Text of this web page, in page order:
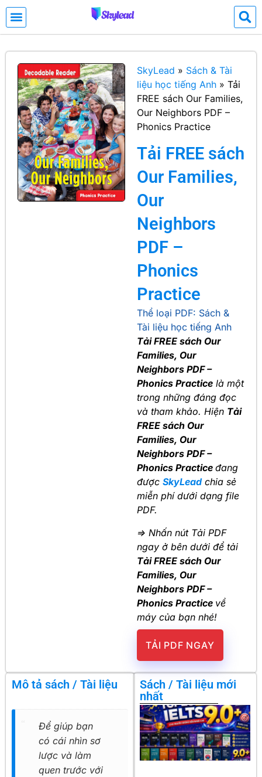
SkyLead » Sách & Tài
liệu học tiếng Anh » Tải
FREE sách Our Families,
Our Neighbors PDF –
Phonics Practice
Tải FREE sách
Our Families,
Our
Neighbors
PDF –
Phonics
Practice
Thể loại PDF: Sách &
Tài liệu học tiếng Anh
Tải FREE sách Our
Families, Our
Neighbors PDF –
Phonics Practice là một
trong những đáng đọc
và tham khảo. Hiện Tải
FREE sách Our
Families, Our
Neighbors PDF –
Phonics Practice đang
được SkyLeadchia sẻ
miễn phí dưới dạng file
PDF.
=> Nhấn nút Tải PDF
ngay ở bên dưới để tải
Tải FREE sách Our
Families, Our
Neighbors PDF –
Phonics Practice về
máy của bạn nhé!
TẢI PDF NGAY
Mô tả sách / Tài liệu
Để giúp bạn
có cái nhìn sơ
lược và làm
quen trước với
Sách / Tài liệu mới
nhất